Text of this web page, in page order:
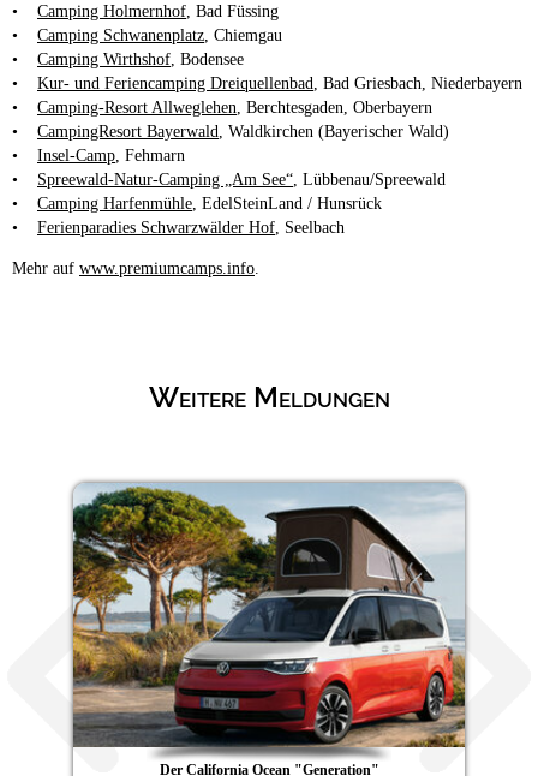
• Camping Holmernhof , Bad Füssing
• Camping Schwanenplatz , Chiemgau
• Camping Wirthshof , Bodensee
• Kur- und Feriencamping Dreiquellenbad
, Bad Griesbach, Niederbayern
• Camping-Resort Allweglehen , Berchtesgaden, Oberbayern
• CampingResort Bayerwald
, Waldkirchen (Bayerischer Wald)
• Insel-Camp , Fehmarn
• Spreewald-Natur-Camping „Am See“ , Lübbenau/Spreewald
• Camping Harfenmühle , EdelSteinLand / Hunsrück
• Ferienparadies Schwarzwälder Hof , Seelbach
Mehr auf www.premiumcamps.info
Weitere Meldungen
Der California Ocean "Generation"